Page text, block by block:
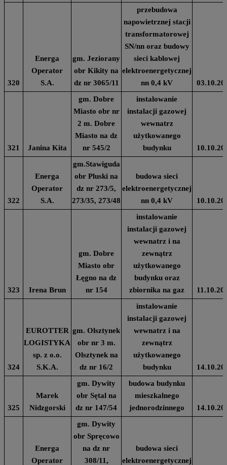
320
Energa
Operator
S.A.
gm. Jeziorany
obr Kikity na
dz nr 3065/11
przebudowa
napowietrznej stacji
transformatorowej
SN/nn oraz budowy
sieci kablowej
elektroenergetycznej
nn 0,4 kV
321 Janina Kita
gm. Dobre
Miasto obr nr
2 m. Dobre
Miasto na dz
nr 545/2
instalowanie
instalacji gazowej
wewnatrz
użytkowanego
budynku
322
Energa
Operator
S.A.
gm.Stawiguda
obr Pluski na
dz nr 273/5,
273/35, 273/48
budowa sieci
elektroenergetycznej
nn 0,4 kV
323 Irena Brun
gm. Dobre
Miasto obr
Łęgno na dz
nr 154
instalowanie
instalacji gazowej
wewnatrz i na
zewnątrz
użytkowanego
budynku oraz
zbiornika na gaz
324
EUROTTER
LOGISTYKA
sp. z o.o.
S.K.A.
gm. Olsztynek
obr nr 3 m.
Olsztynek na
dz nr 16/2
instalowanie
instalacji gazowej
wewnatrz i na
zewnątrz
użytkowanego
budynku
325
Marek
Nidzgorski
gm. Dywity
obr Sętal na
dz nr 147/54
budowa budynku
mieszkalnego
jednorodzinnego
Energa
Operator
gm. Dywity
obr Spręcowo
na dz nr
308/11,
budowa sieci
elektroenergetycznej